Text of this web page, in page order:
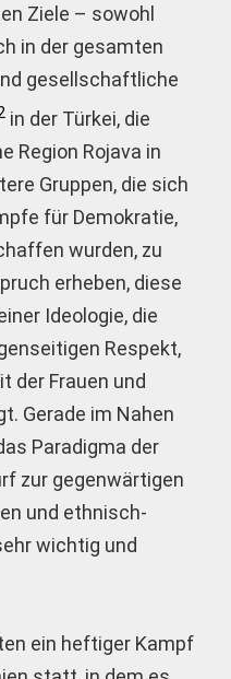
Ziele – sowohl
in der gesamten
gesellschaftliche
in der Türkei, die
Region Rojava in
Gruppen, die sich
für Demokratie,
wurden, zu
erheben, diese
Ideologie, die
Respekt,
der Frauen und
Gerade im Nahen
Paradigma der
zur gegenwärtigen
und ethnisch-
wichtig und
ein heftiger Kampf